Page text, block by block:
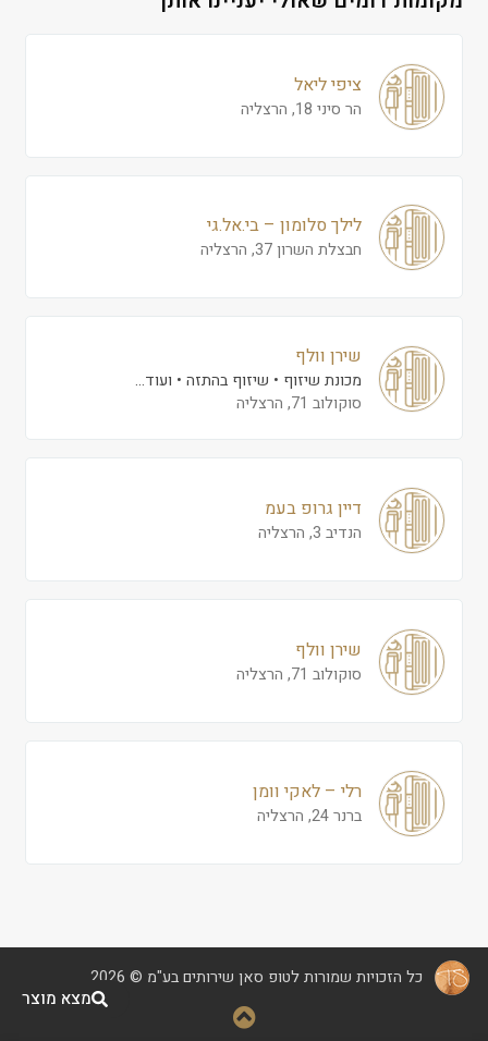
ציפי ליאל
הר סיני 18, הרצליה
לילך סלומון – בי.אל.גי
חבצלת השרון 37, הרצליה
שירן וולף
מכונת שיזוף שיזוף בהתזה
ועוד...
סוקולוב 71, הרצליה
דיין גרופ בעמ
הנדיב 3, הרצליה
שירן וולף
סוקולוב 71, הרצליה
רלי – לאקי וומן
ברנר 24, הרצליה
כל הזכויות שמורות לטופ סאן שירותים בע"מ © 2026
מצא מוצר